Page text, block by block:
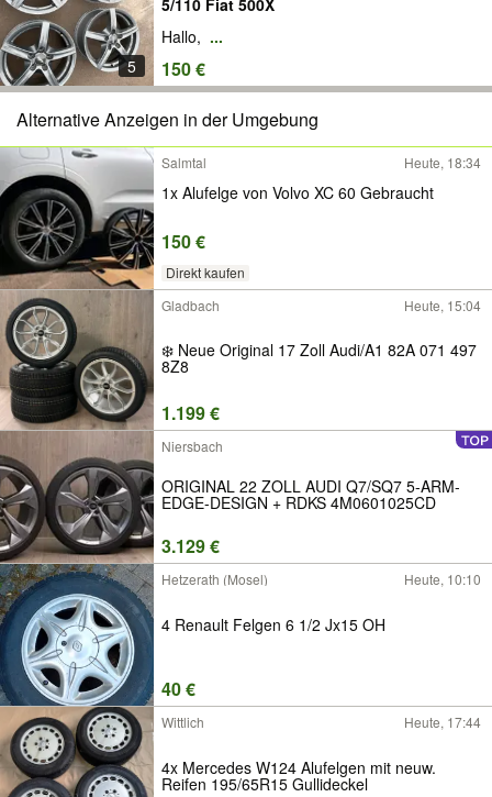
5
Hallo, ...
150 €
Alternative Anzeigen in der Umgebung
Salmtal Heute, 18:34
1x Alufelge von Volvo XC 60 Gebraucht
150 €
Direkt kaufen
Gladbach
Heute, 15:04
❄️ Neue Original 17 Zoll Audi/A1 82A 071 497
8Z8
1.199 €
Niersbach
ORIGINAL 22 ZOLL AUDI Q7/SQ7 5-ARM-
EDGE-DESIGN + RDKS 4M0601025CD
3.129 €
Hetzerath (Mosel) Heute, 10:10
4 Renault Felgen 6 1/2 Jx15 OH
40 €
Wittlich Heute, 17:44
4x Mercedes W124 Alufelgen mit neuw.
Reifen 195/65R15 Gullideckel